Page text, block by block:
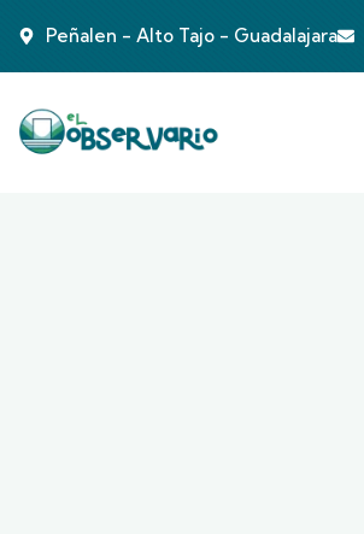
Peñalen - Alto Tajo - Guadalajara